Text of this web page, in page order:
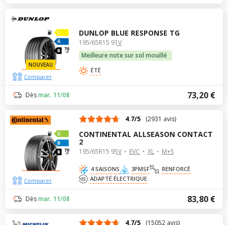
NOUVEAU
70
dB
DUNLOP BLUE RESPONSE TG
195/65R15 91V
Meilleure note sur sol mouillé
ÉTÉ
73,20 €
Dèsmar. 11/08
Comparer
70
dB
4.7/5 (2931 avis)
CONTINENTAL ALLSEASON CONTACT
2
195/65R15 95V EVC XL M+S
4 SAISONS 3PMSF
RENFORCÉ
ADAPTÉ ÉLECTRIQUE
83,80 €
Dèsmar. 11/08
Comparer
4.7/5 (15052 avis)